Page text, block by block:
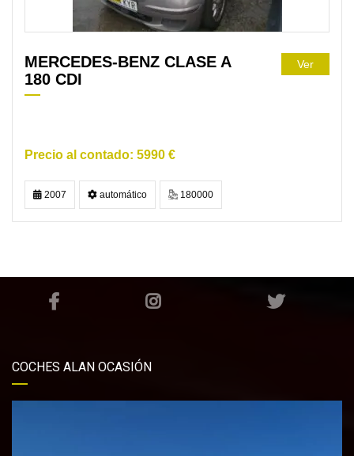
MERCEDES-BENZ CLASE A
180 CDI
5990 €
Ver
2007 automático 180000
COCHES ALAN OCASIÓN